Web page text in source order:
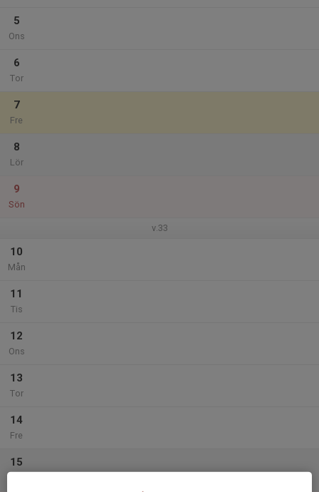
5
Ons
6
Tor
7
Fre
8
Lör
9
Sön
v.33
10
Mån
11
Tis
12
Ons
13
Tor
14
Fre
15